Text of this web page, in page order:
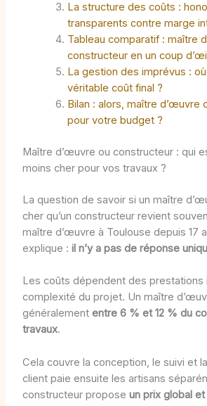
La structure des coûts :
transparents contre marge
Tableau comparatif : maître
constructeur en un coup
La gestion des imprévus :
véritable coût final ?
Bilan : alors, maître d’œuvre
pour votre budget ?
Maître d’œuvre ou constructeur : qui
moins cher pour vos travaux ?
La question de savoir si un maître
cher qu’un constructeur revient
maître d’œuvre à Toulouse depuis 17
explique : il n’y a pas de réponse
Les coûts dépendent des prestations
complexité du projet. Un maître
généralement entre 6 % et 12 % du
travaux.
Cela couvre la conception, le suivi et
client paie ensuite les artisans
constructeur propose un prix global